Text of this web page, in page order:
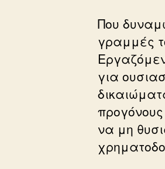
Που
γραμμές
για
να μη